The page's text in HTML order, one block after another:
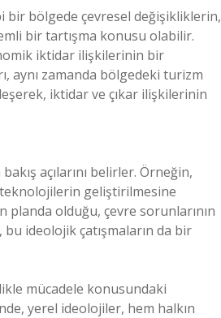
bir bölgede çevresel değişikliklerin,
bir tartışma konusu olabilir.
iktidar ilişkilerinin bir
aynı zamanda bölgedeki turizm
iktidar ve çıkar ilişkilerinin
açılarını belirler. Örneğin,
geliştirilmesine
olduğu, çevre sorunlarının
bu ideolojik çatışmaların da bir
mücadele konusundaki
yerel ideolojiler, hem halkın